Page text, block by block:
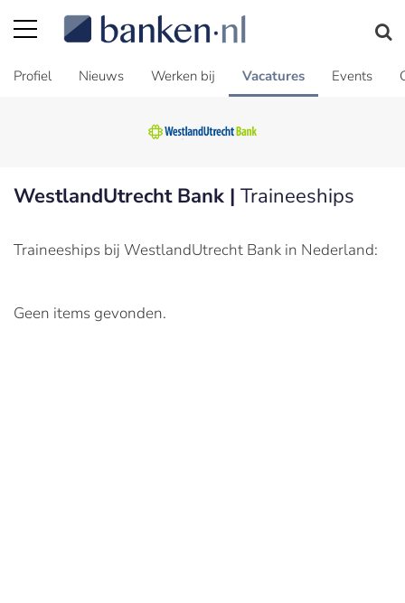
Profiel Nieuws Werken bij Vacatures Events
WestlandUtrecht Bank | Traineeships
Traineeships bij WestlandUtrecht Bank in Nederland:
Geen items gevonden.